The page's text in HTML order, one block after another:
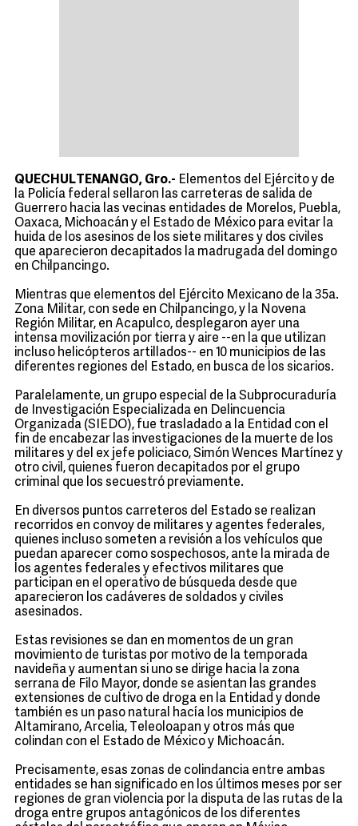
QUECHULTENANGO, Gro.- Elementos del Ejército y de
la Policía federal sellaron las carreteras de salida de
Guerrero hacia las vecinas entidades de Morelos, Puebla,
Oaxaca, Michoacán y el Estado de México para evitar la
huida de los asesinos de los siete militares y dos civiles
que aparecieron decapitados la madrugada del domingo
en Chilpancingo.
Mientras que elementos del Ejército Mexicano de la 35a.
Zona Militar, con sede en Chilpancingo, y la Novena
Región Militar, en Acapulco, desplegaron ayer una
intensa movilización por tierra y aire --en la que utilizan
incluso helicópteros artillados-- en 10 municipios de las
diferentes regiones del Estado, en busca de los sicarios.
Paralelamente, un grupo especial de la Subprocuraduría
de Investigación Especializada en Delincuencia
Organizada (SIEDO), fue trasladado a la Entidad con el
fin de encabezar las investigaciones de la muerte de los
militares y del ex jefe policiaco, Simón Wences Martínez y
otro civil, quienes fueron decapitados por el grupo
criminal que los secuestró previamente.
En diversos puntos carreteros del Estado se realizan
recorridos en convoy de militares y agentes federales,
quienes incluso someten a revisión a los vehículos que
puedan aparecer como sospechosos, ante la mirada de
los agentes federales y efectivos militares que
participan en el operativo de búsqueda desde que
aparecieron los cadáveres de soldados y civiles
asesinados.
Estas revisiones se dan en momentos de un gran
movimiento de turistas por motivo de la temporada
navideña y aumentan si uno se dirige hacia la zona
serrana de Filo Mayor, donde se asientan las grandes
extensiones de cultivo de droga en la Entidad y donde
también es un paso natural hacía los municipios de
Altamirano, Arcelia, Teleoloapan y otros más que
colindan con el Estado de México y Michoacán.
Precisamente, esas zonas de colindancia entre ambas
entidades se han significado en los últimos meses por ser
regiones de gran violencia por la disputa de las rutas de la
droga entre grupos antagónicos de los diferentes